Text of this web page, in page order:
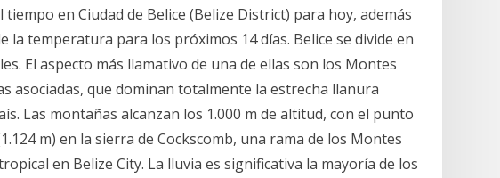
en Ciudad de Belice (Belize District) para hoy, además
la temperatura para los próximos 14 días. Belice se divide en
El aspecto más llamativo de una de ellas son los Montes
asociadas, que dominan totalmente la estrecha llanura
Las montañas alcanzan los 1.000 m de altitud, con el punto
m) en la sierra de Cockscomb, una rama de los Montes
en Belize City. La lluvia es significativa la mayoría de los